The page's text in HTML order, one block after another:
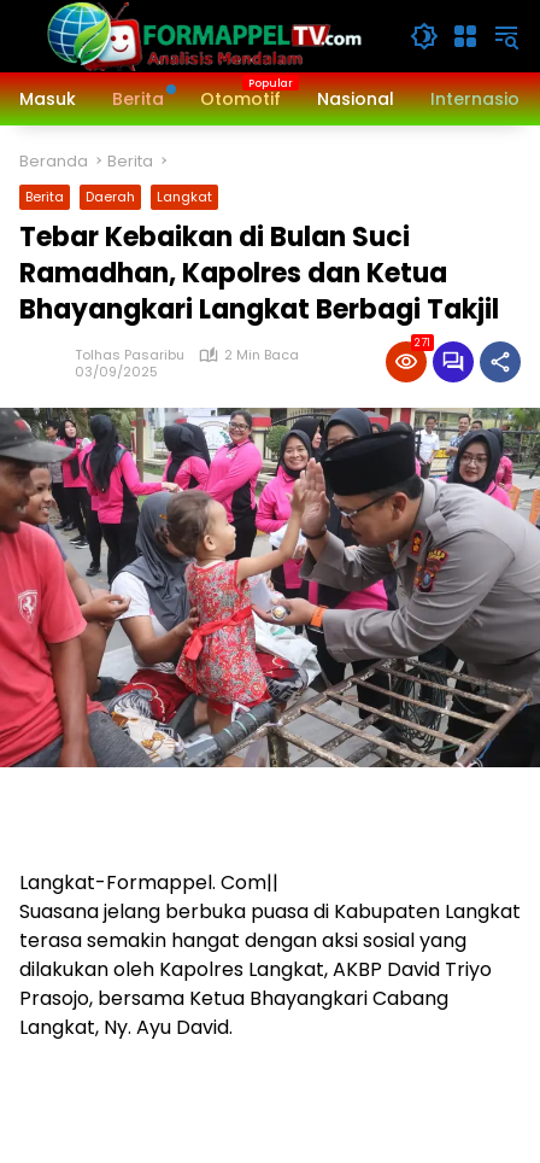
Langsung
konten
Masuk
Berita Otomotif Nasional
Beranda Berita
Berita Daerah Langkat
Tebar Kebaikan di Bulan Suci
Ramadhan, Kapolres dan Ketua
Bhayangkari Langkat Berbagi Takjil
Tolhas Pasaribu
2 Min Baca
03/09/2025
271
Langkat-Formappel. Com||
Suasana jelang berbuka puasa di Kabupaten Langkat
terasa semakin hangat dengan aksi sosial yang
dilakukan oleh Kapolres Langkat, AKBP David Triyo
Prasojo, bersama Ketua Bhayangkari Cabang
Langkat, Ny. Ayu David.